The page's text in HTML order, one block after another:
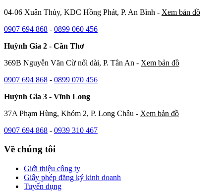
04-06 Xuân Thủy, KDC Hồng Phát, P. An Bình - Xem bản đồ
0907 694 868 - 0899 060 456
Huỳnh Gia 2 - Cần Thơ
369B Nguyễn Văn Cừ nối dài, P. Tân An - Xem bản đồ
0907 694 868 - 0899 070 456
Huỳnh Gia 3 - Vĩnh Long
37A Phạm Hùng, Khóm 2, P. Long Châu - Xem bản đồ
0907 694 868 - 0939 310 467
Về chúng tôi
Giới thiệu công ty
Giấy phép đăng ký kinh doanh
Tuyển dụng